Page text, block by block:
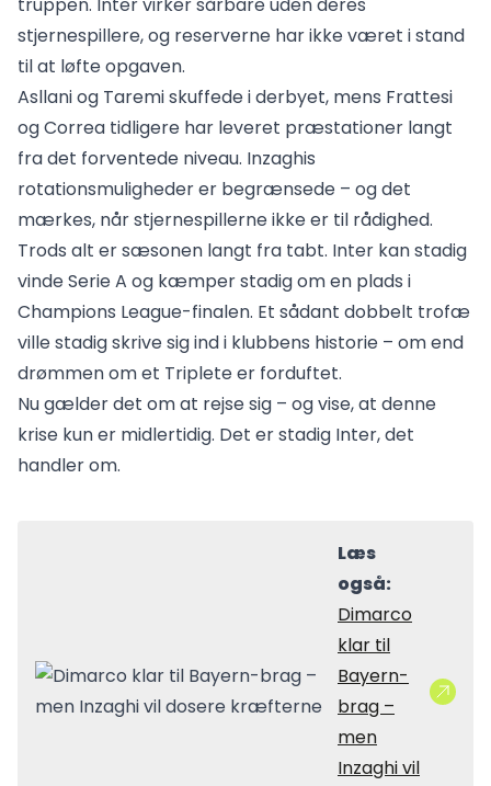
stjernespillere, og reserverne har ikke været i stand
til at løfte opgaven.
Asllani og Taremi skuffede i derbyet, mens Frattesi
og Correa tidligere har leveret præstationer langt
fra det forventede niveau. Inzaghis
rotationsmuligheder er begrænsede – og det
mærkes, når stjernespillerne ikke er til rådighed.
Trods alt er sæsonen langt fra tabt. Inter kan stadig
vinde Serie A og kæmper stadig om en plads i
Champions League-finalen. Et sådant dobbelt trofæ
ville stadig skrive sig ind i klubbens historie – om end
drømmen om et Triplete er forduftet.
Nu gælder det om at rejse sig – og vise, at denne
krise kun er midlertidig. Det er stadig Inter, det
handler om.
Læs
også:
Dimarco
klar til
Bayern-
brag –
men
Inzaghi vil